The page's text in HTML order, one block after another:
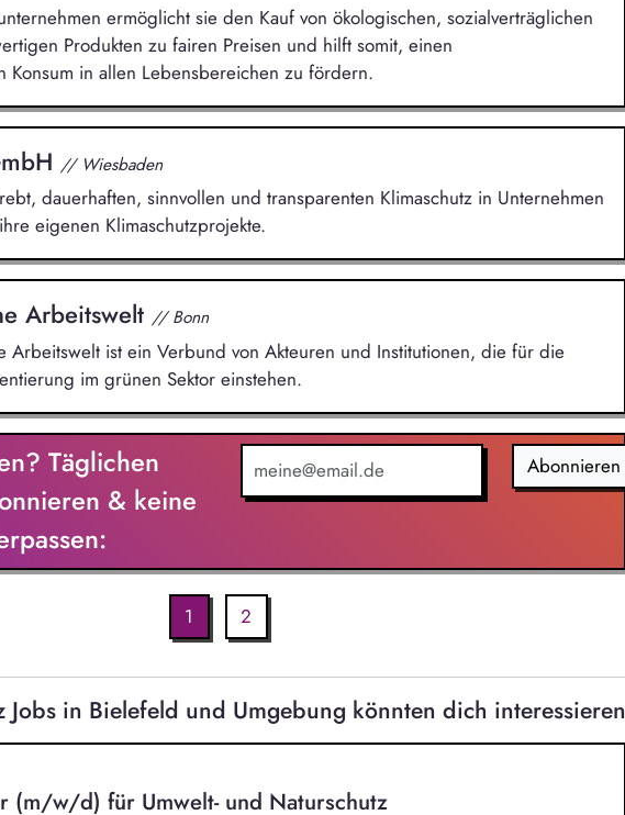
ermöglicht sie den Kauf von ökologischen, sozialverträglichen
Produkten zu fairen Preisen und hilft somit, einen
Konsum in allen Lebensbereichen zu fördern.
// Wiesbaden
dauerhaften, sinnvollen und transparenten Klimaschutz in Unternehmen
eigenen Klimaschutzprojekte.
Arbeitswelt // Bonn
Arbeitswelt ist ein Verbund von Akteuren und Institutionen, die für die
im grünen Sektor einstehen.
Täglichen
& keine
Abonnieren
1 2
Jobs in Bielefeld und Umgebung könnten dich interessieren
(m/w/d) für Umwelt- und Naturschutz